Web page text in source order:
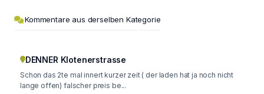
Kommentare aus derselben Kategorie
DENNER Klotenerstrasse
Schon das 2te mal innert kurzer zeit ( der laden hat ja noch nicht
lange offen) falscher preis be...